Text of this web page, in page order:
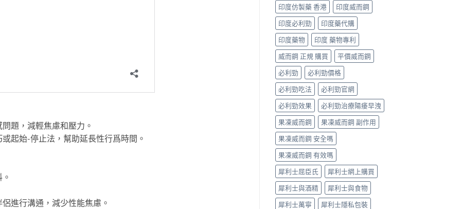
題，減輕焦慮和壓力。
起始-停止法，幫助延長性行爲時間。
進行溝通，減少性能焦慮。
中
購
指
南〉
中
製
藥
選
購
指
南〉
中
分、
效
果、
價
錢、
副
作
用
面
對
比
（2026
更
新）〉
中
印度仿製藥 香港
印度威而鋼
印度必利勁
印度藥代購
印度藥物
印度 藥物專利
威而鋼 正規 購買
平價威而鋼
必利勁
必利勁價格
必利勁吃法
必利勁官網
必利勁效果
必利勁治療陽痿早洩
果凍威而鋼
果凍威而鋼 副作用
果凍威而鋼 安全嗎
果凍威而鋼 有效嗎
犀利士屈臣氏
犀利士網上購買
犀利士與酒精
犀利士與食物
犀利士萬寧
犀利士隱私包裝